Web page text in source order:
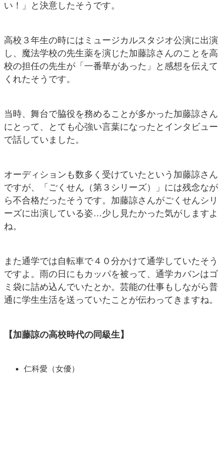
い！」と決意したそうです。
高校３年生の時にはミュージカルスタジオ公演に出演
し、魔法学校の先生薬を演じた加藤諒さんのことを高
校の担任の先生が「一番華があった」と感想を伝えて
くれたそうです。
当時、舞台で脇役を務めることが多かった加藤諒さん
にとって、とても心強い言葉になったとインタビュー
で話していました。
オーディションも数多く受けていたという加藤諒さん
ですが、「ごくせん（第３シリーズ）」には残念なが
ら不合格だったそうです。加藤諒さんがごくせんシリ
ーズに出演している姿…少し見たかった気がしますよ
ね。
また通学では自転車で４０分かけて通学していたそう
ですよ。雨の日にもカッパを被って、通学カバンはゴ
ミ袋に詰め込んでいたとか。芸能の仕事もしながら普
通に学生生活を送っていたことが伝わってきますね。
【加藤諒の高校時代の同級生】
仁科愛（女優）